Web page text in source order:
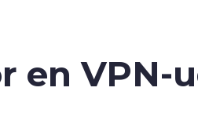
en VPN-